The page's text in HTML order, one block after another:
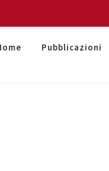
Pubblicazioni